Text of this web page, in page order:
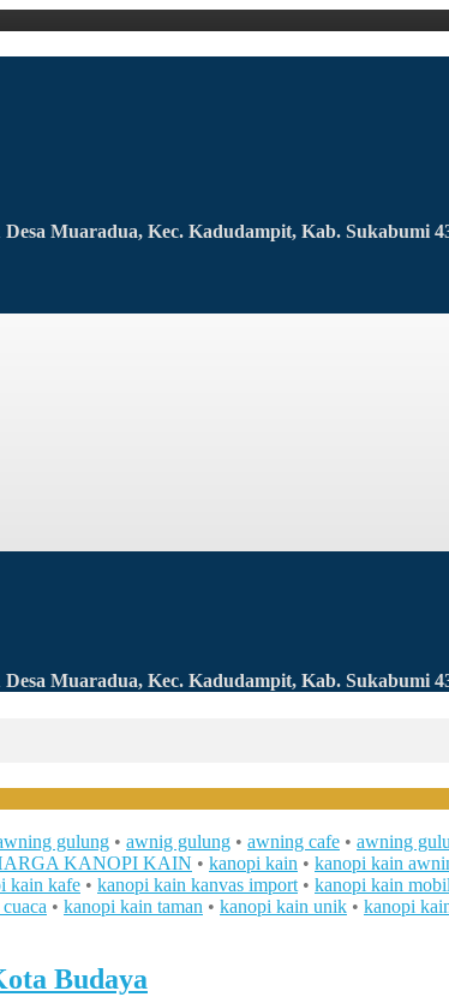
Muaradua, Kec. Kadudampit, Kab. Sukabumi
Muaradua, Kec. Kadudampit, Kab. Sukabumi
gulung • awnig gulung • awning cafe • awning
KANOPI KAIN • kanopi kain • kanopi kain
kain kafe • kanopi kain kanvas import • kanopi kain mobil
• kanopi kain taman • kanopi kain unik • kanopi
Budaya